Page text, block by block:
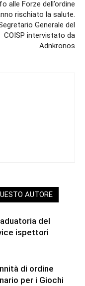
alle Forze dell’ordine
rischiato la salute.
Segretario Generale del
COISP intervistato da
Adnkronos
AUTORE
del
ispettori
di ordine
per i Giochi